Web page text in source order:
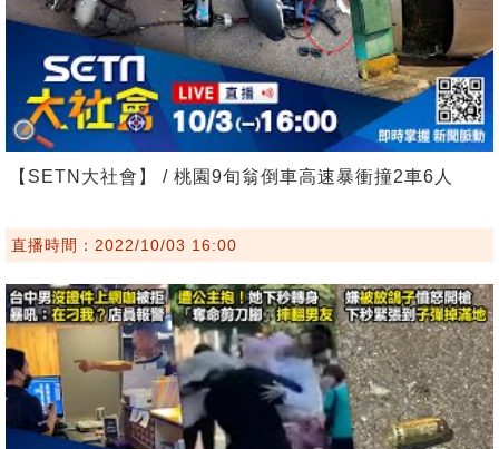
【SETN大社會】 / 桃園9旬翁倒車高速暴衝撞2車6人
直播時間：2022/10/03 16:00